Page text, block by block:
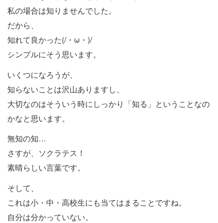
私の場合は知りませんでした。
だから、
知れて良かった(/・ω・)/
シンプルにそう思います。
いくつになろうが、
知らないことは沢山ありますし、
大切なのはそういう時にしっかり「知る」ということなの
かなと思います。
無知の知…
さすが、ソクラテス！
素晴らしい言葉です。
そして、
これは小・中・高校生にも当てはまることですね。
自分は分かっていない。